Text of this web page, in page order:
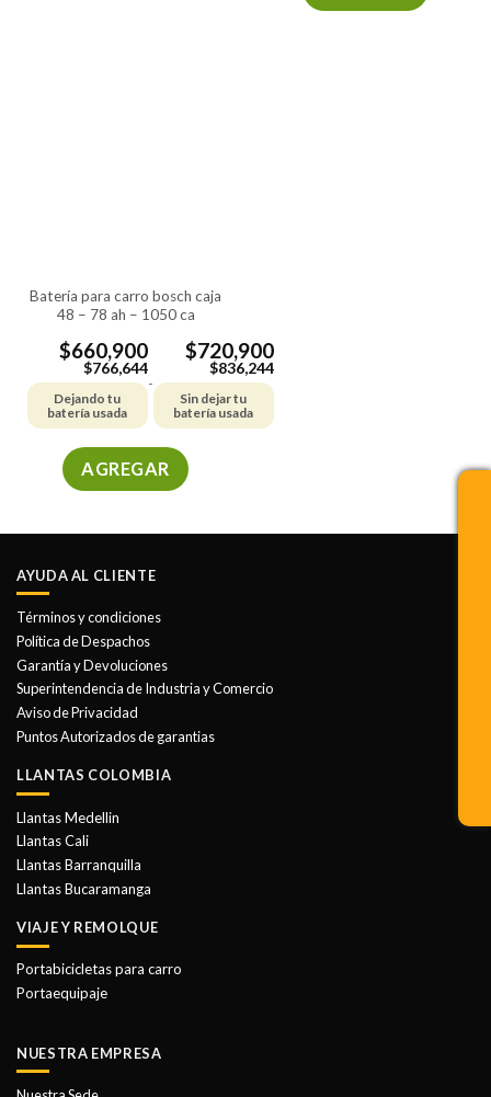
de
producto
batería para carro bosch caja
48 – 78 ah – 1050 ca
$660,900
$766,644
Dejando tu
batería usada
-
$720,900
$836,244
Sin dejar tu
batería usada
AGREGAR
múltiples
Las
opciones
se
pueden
elegir
en
página
AYUDA AL CLIENTE
Términos y condiciones
Política de Despachos
Garantía y Devoluciones
Superintendencia de Industria y Comercio
Aviso de Privacidad
Puntos Autorizados de garantias
LLANTAS COLOMBIA
Llantas Medellin
Llantas Cali
Llantas Barranquilla
Llantas Bucaramanga
VIAJE Y REMOLQUE
Portabicicletas para carro
Portaequipaje
NUESTRA EMPRESA